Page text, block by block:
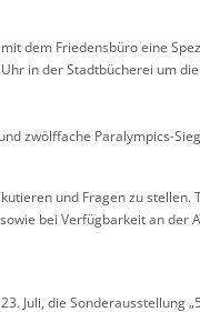
dem Friedensbüro eine
in der Stadtbücherei um
zwölffache Paralympics-
und Fragen zu stellen.
bei Verfügbarkeit an der
Juli, die Sonderausstellung